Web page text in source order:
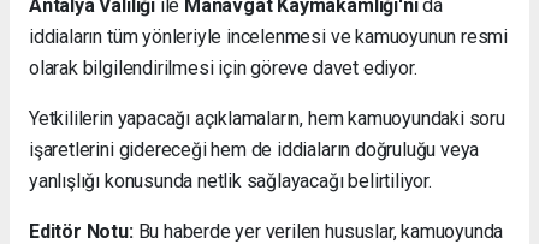
Antalya Valiliğiile Manavgat Kaymakamlığı'nıda
iddiaların tüm yönleriyle incelenmesi ve kamuoyunun resmi
olarak bilgilendirilmesi için göreve davet ediyor.
Yetkililerin yapacağı açıklamaların, hem kamuoyundaki soru
işaretlerini gidereceği hem de iddiaların doğruluğu veya
yanlışlığı konusunda netlik sağlayacağı belirtiliyor.
Editör Notu:Bu haberde yer verilen hususlar, kamuoyunda